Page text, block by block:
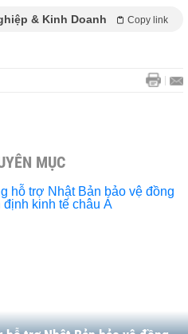
& Kinh Doanh Copy link
MỤC